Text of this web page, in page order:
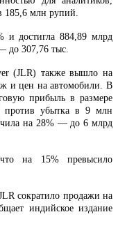
185,6 млн рупий.
и достигла 884,89 млрд
307,76 тыс.
(JLR) также вышло на
и цен на автомобили. В
прибыль в размере
против убытка в 9 млн
на 28% — до 6 млрд
на 15% превысило
сократило продажи на
индийское издание